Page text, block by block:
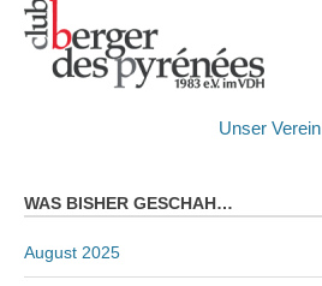
Unser Verein
WAS BISHER GESCHAH…
August 2025